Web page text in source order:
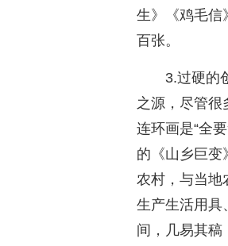
生》《鸡毛信
百张。
3.过硬的
之源，尽管很
连环画是“全
的《山乡巨变
农村，与当地
生产生活用具
间，几易其稿